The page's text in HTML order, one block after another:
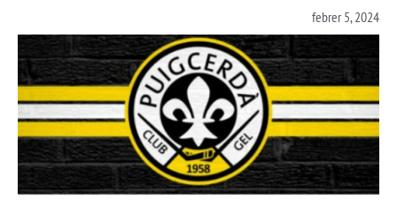
febrer 5, 2024